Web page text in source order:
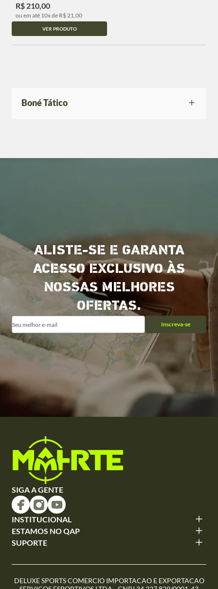
R$ 210,00
ou em até 10x de R$ 21,00
VER PRODUTO
Boné Tático
ALISTE-SE E GARANTA
ACESSO EXCLUSIVO ÀS
NOSSAS MELHORES
OFERTAS.
Inscreva-se
SIGA A GENTE
INSTITUCIONAL
ESTAMOS NO QAP
SUPORTE
DELUXE SPORTS COMERCIO IMPORTACAO E EXPORTACAO